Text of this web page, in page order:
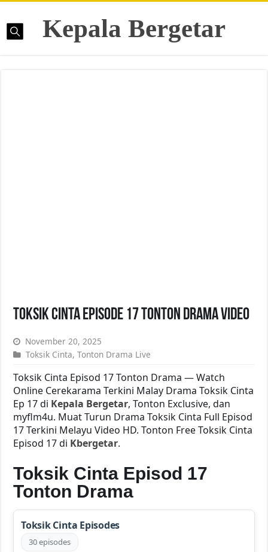
Kepala Bergetar
Toksik Cinta Episode 17 Tonton Drama Video
November 20, 2025
Toksik Cinta,Tonton Drama Live
Toksik Cinta Episod 17 Tonton Drama — Watch
Online Cerekarama Terkini Malay Drama Toksik Cinta
Ep 17 di Kepala Bergetar, Tonton Exclusive, dan
myflm4u. Muat Turun Drama Toksik Cinta Full Episod
17 Terkini Melayu Video HD. Tonton Free Toksik Cinta
Episod 17 di Kbergetar.
Toksik Cinta Episod 17
Tonton Drama
Toksik Cinta Episodes
30 episodes